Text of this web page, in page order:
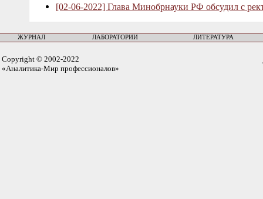
[02-06-2022] Глава Минобрнауки РФ обсудил с
ЖУРНАЛ ЛАБОРАТОРИИ ЛИТЕРАТУРА
Copyright © 2002-2022
«Аналитика-Мир профессионалов»